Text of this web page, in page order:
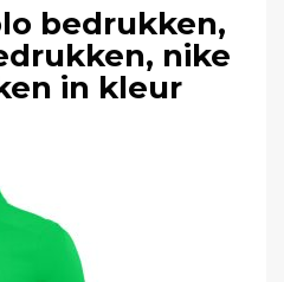
bedrukken,
nike
in kleur